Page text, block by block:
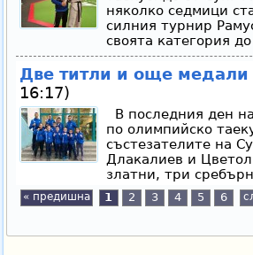
няколко седмици
силния турнир
своята категория
Две титли и още
16:17)
В последния ден
по олимпийско
състезателите на
Длакалиев и
златни, три
« предишна 1 2 3 4 5 6